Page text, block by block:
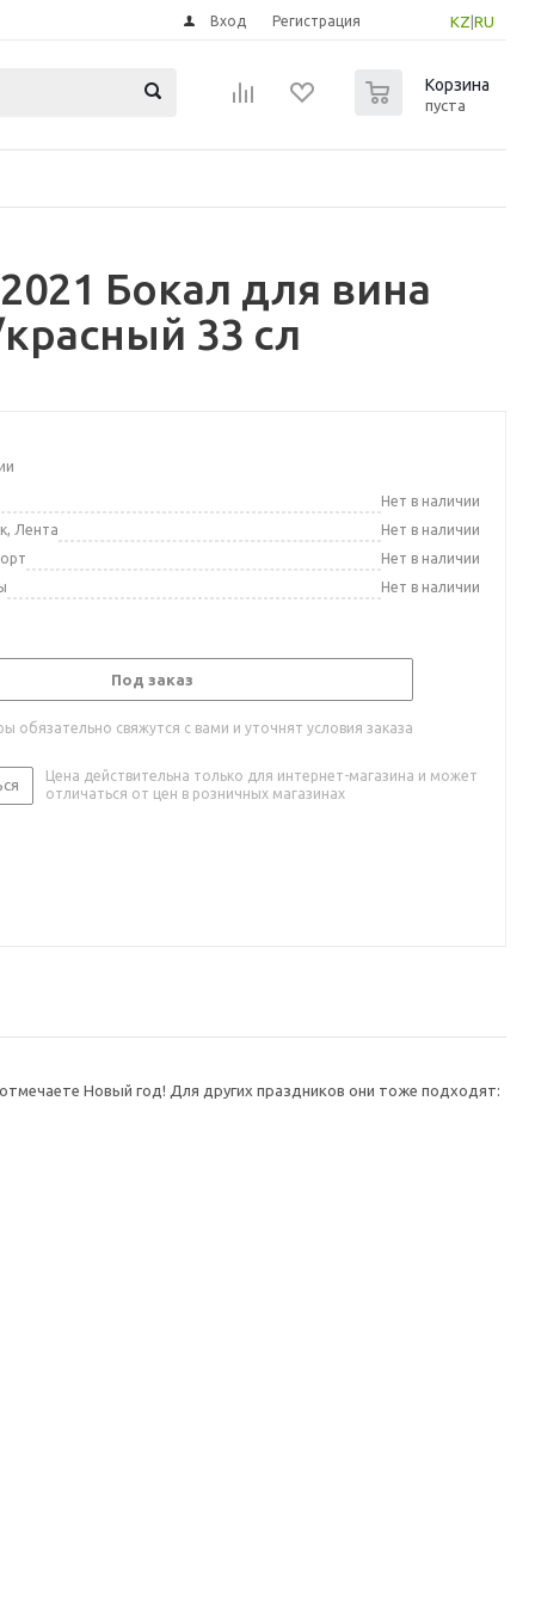
KZ RU
Вход Регистрация
Корзина
пуста
Бокал для вина
33 сл
Нет в наличии
Лента
Нет в наличии
Нет в наличии
Нет в наличии
Под заказ
обязательно свяжутся с вами и уточнят условия заказа
Цена действительна только для интернет-магазина и может
отличаться от цен в розничных магазинах
Новый год! Для других праздников они тоже подходят: